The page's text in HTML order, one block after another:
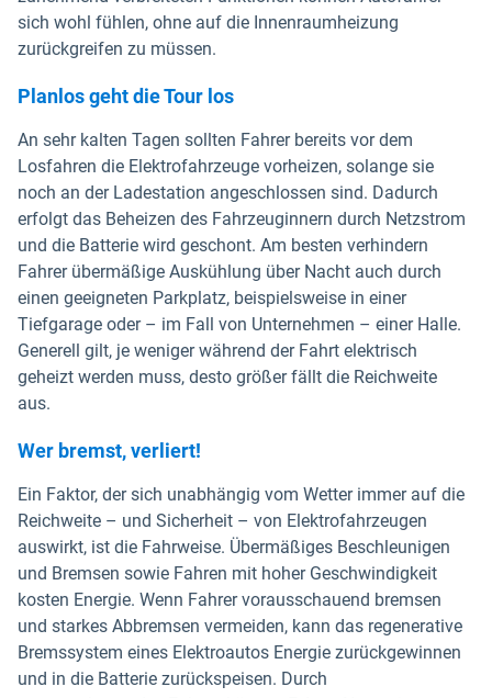
sich wohl fühlen, ohne auf die Innenraumheizung
zurückgreifen zu müssen.
Planlos geht die Tour los
An sehr kalten Tagen sollten Fahrer bereits vor dem
Losfahren die Elektrofahrzeuge vorheizen, solange sie
noch an der Ladestation angeschlossen sind. Dadurch
erfolgt das Beheizen des Fahrzeuginnern durch Netzstrom
und die Batterie wird geschont. Am besten verhindern
Fahrer übermäßige Auskühlung über Nacht auch durch
einen geeigneten Parkplatz, beispielsweise in einer
Tiefgarage oder – im Fall von Unternehmen – einer Halle.
Generell gilt, je weniger während der Fahrt elektrisch
geheizt werden muss, desto größer fällt die Reichweite
aus.
Wer bremst, verliert!
Ein Faktor, der sich unabhängig vom Wetter immer auf die
Reichweite – und Sicherheit – von Elektrofahrzeugen
auswirkt, ist die Fahrweise. Übermäßiges Beschleunigen
und Bremsen sowie Fahren mit hoher Geschwindigkeit
kosten Energie. Wenn Fahrer vorausschauend bremsen
und starkes Abbremsen vermeiden, kann das regenerative
Bremssystem eines Elektroautos Energie zurückgewinnen
und in die Batterie zurückspeisen. Durch